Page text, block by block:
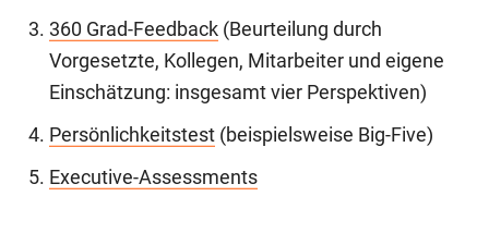
360 Grad-Feedback (Beurteilung durch
Vorgesetzte, Kollegen, Mitarbeiter und eigene
Einschätzung: insgesamt vier Perspektiven)
Persönlichkeitstest (beispielsweise Big-Five)
Executive-Assessments